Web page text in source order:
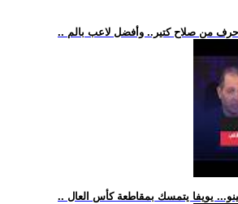
من صلاح كتير.. وأفضل لاعب بالم
يويفا يتمسك بمقاطعة كأس العال